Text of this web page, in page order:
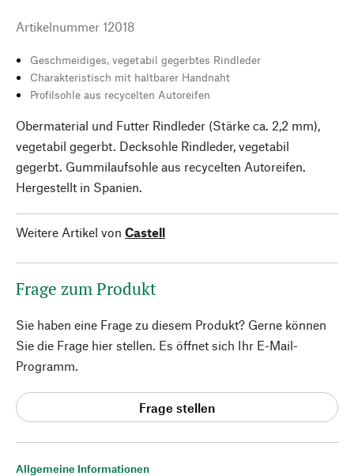
Allgemeine Informationen
Artikelnummer 12018
Geschmeidiges, vegetabil gegerbtes Rindleder
Charakteristisch mit haltbarer Handnaht
Profilsohle aus recycelten Autoreifen
Obermaterial und Futter Rindleder (Stärke ca. 2,2 mm),
vegetabil gegerbt. Decksohle Rindleder, vegetabil
gegerbt. Gummilaufsohle aus recycelten Autoreifen.
Hergestellt in Spanien.
Weitere Artikel von Castell
Frage zum Produkt
Sie haben eine Frage zu diesem Produkt? Gerne können
Sie die Frage hier stellen. Es öffnet sich Ihr E-Mail-
Programm.
Frage stellen